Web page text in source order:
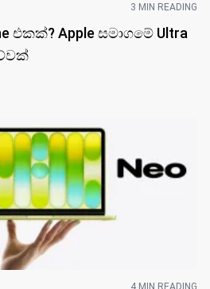
3 MIN READING
එකක්? Apple සමාගමේ Ultra
4 MIN READING